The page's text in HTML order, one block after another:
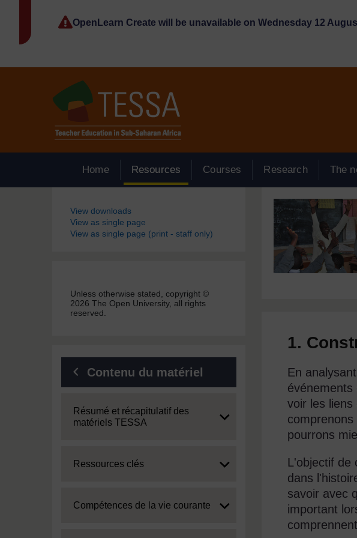
OpenLearn Create will be unavailable on Wednesday 12
Home Resources Courses Research The
Blocs
View downloads
View as single page
View as single page (print - staff only)
Unless otherwise stated, copyright ©
2026 The Open University, all rights
reserved.
Contenu du matériel
Expand
Résumé et récapitulatif des
matériels TESSA
Expand
Ressources clés
Expand
Compétences de la vie courante
1.
En
voir les
pourrons
L'objectif de
dans
savoir avec
important